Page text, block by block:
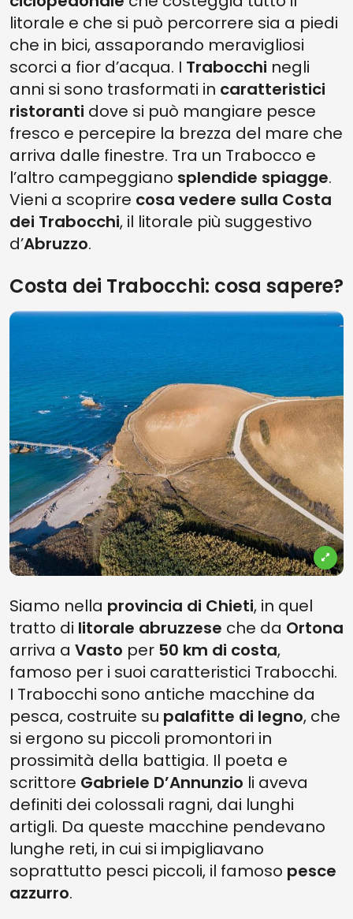
litorale e che si può percorrere sia a piedi
che in bici, assaporando meravigliosi
scorci a fior d’acqua. I Trabocchi negli
anni si sono trasformati in caratteristici
ristoranti dove si può mangiare pesce
fresco e percepire la brezza del mare che
arriva dalle finestre. Tra un Trabocco e
l’altro campeggiano splendide spiagge.
Vieni a scoprire cosa vedere sulla Costa
dei Trabocchi, il litorale più suggestivo
d’Abruzzo.
Costa dei Trabocchi: cosa sapere?
Siamo nella provincia di Chieti, in quel
tratto di litorale abruzzese che da Ortona
arriva a Vasto per 50 km di costa,
famoso per i suoi caratteristici Trabocchi.
I Trabocchi sono antiche macchine da
pesca, costruite su palafitte di legno, che
si ergono su piccoli promontori in
prossimità della battigia. Il poeta e
scrittore Gabriele D’Annunzio li aveva
definiti dei colossali ragni, dai lunghi
artigli. Da queste macchine pendevano
lunghe reti, in cui si impigliavano
soprattutto pesci piccoli, il famoso pesce
azzurro.